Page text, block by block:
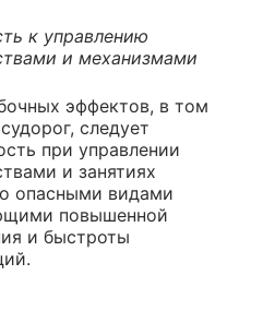
к управлению
и механизмами
эффектов, в том
следует
при управлении
и занятиях
опасными видами
повышенной
и быстроты